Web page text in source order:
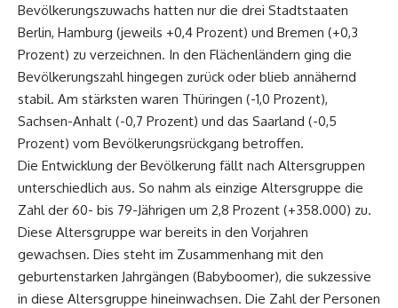
Bevölkerungszuwachs hatten nur die drei Stadtstaaten
Berlin, Hamburg (jeweils +0,4 Prozent) und Bremen (+0,3
Prozent) zu verzeichnen. In den Flächenländern ging die
Bevölkerungszahl hingegen zurück oder blieb annähernd
stabil. Am stärksten waren Thüringen (-1,0 Prozent),
Sachsen-Anhalt (-0,7 Prozent) und das Saarland (-0,5
Prozent) vom Bevölkerungsrückgang betroffen.
Die Entwicklung der Bevölkerung fällt nach Altersgruppen
unterschiedlich aus. So nahm als einzige Altersgruppe die
Zahl der 60- bis 79-Jährigen um 2,8 Prozent (+358.000) zu.
Diese Altersgruppe war bereits in den Vorjahren
gewachsen. Dies steht im Zusammenhang mit den
geburtenstarken Jahrgängen (Babyboomer), die sukzessive
in diese Altersgruppe hineinwachsen. Die Zahl der Personen